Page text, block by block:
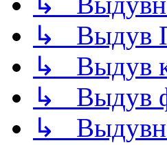
↳ Выдув
↳ Выдув
↳ Выдув
↳